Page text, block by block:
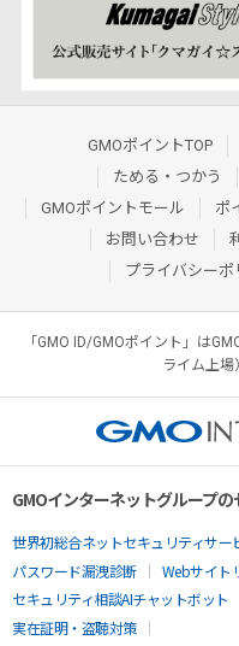
GMOポイントTOP
ためる・つかう
GMOポイントモール
ポ
お問い合わせ
プライバシーポ
「GMO ID/GMOポイント」は
ライム上場
GMOインターネットグループ
世界初総合ネットセキュリティサー
パスワード漏洩診断
Webサイト
セキュリティ相談AIチャットボット
実在証明・盗聴対策